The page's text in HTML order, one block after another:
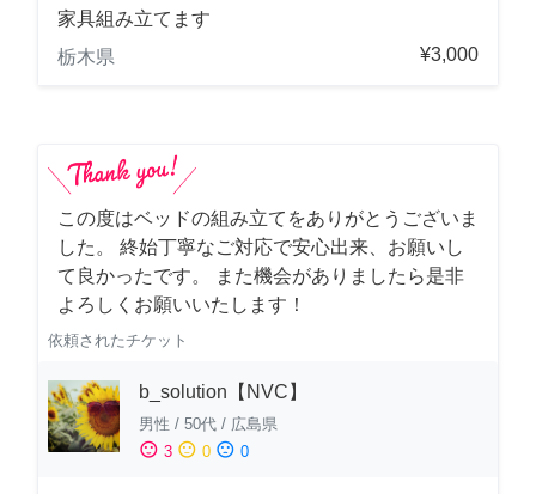
家具組み立てます
栃木県
¥3,000
この度はベッドの組み立てをありがとうございま
した。 終始丁寧なご対応で安心出来、お願いし
て良かったです。 また機会がありましたら是非
よろしくお願いいたします！
依頼されたチケット
b_solution【NVC】
男性 / 50代 / 広島県
sentiment_satisfied 3 sentiment_neutral 0 sentiment_dissatisfied 0